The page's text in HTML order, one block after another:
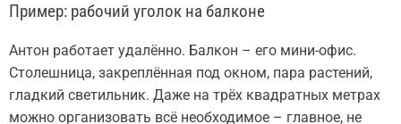
Пример: рабочий уголок на балконе
Антон работает удалённо. Балкон – его мини-офис.
Столешница, закреплённая под окном, пара растений,
гладкий светильник. Даже на трёх квадратных метрах
можно организовать всё необходимое – главное, не